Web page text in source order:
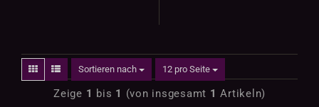
Sortieren nach 12 pro Seite
Zeige 1 bis 1 (von insgesamt 1 Artikeln)